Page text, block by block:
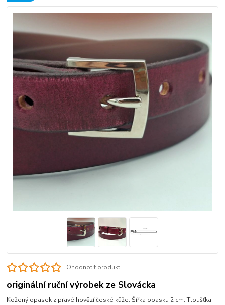
Ohodnotit produkt
originální ruční výrobek ze Slovácka
Kožený opasek z pravé hovězí české kůže. Šířka opasku 2 cm. Tloušťka